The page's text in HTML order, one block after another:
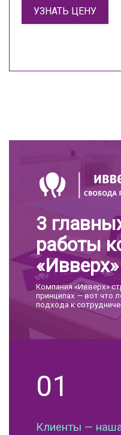
УЗНАТЬ ЦЕНУ
3
работы
«Ивверх»
Компания «Ивверх»
принципах — вот что
подхода к
01
Клиенты —